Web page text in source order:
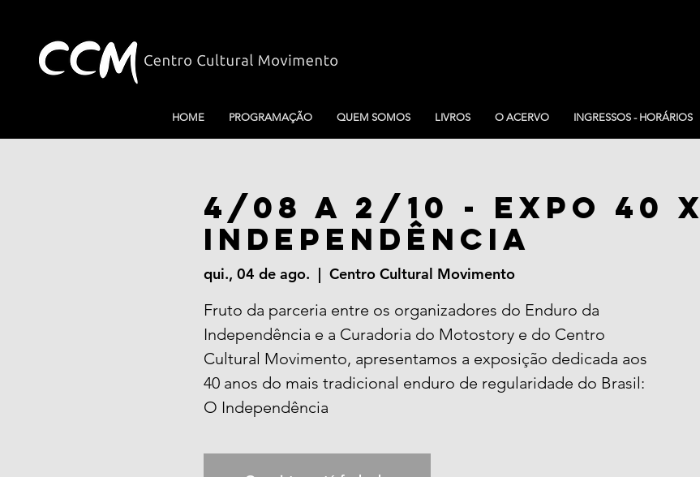
HOME PROGRAMAÇÃO QUEM SOMOS LIVROS O ACERVO INGRESSOS - HORÁRIOS
4/08 a 2/10 - Expo 40 X
Independência
qui., 04 de ago.
  |
Centro Cultural Movimento
Fruto da parceria entre os organizadores do Enduro da
Independência e a Curadoria do Motostory e do Centro
Cultural Movimento, apresentamos a exposição dedicada aos
40 anos do mais tradicional enduro de regularidade do Brasil:
O Independência